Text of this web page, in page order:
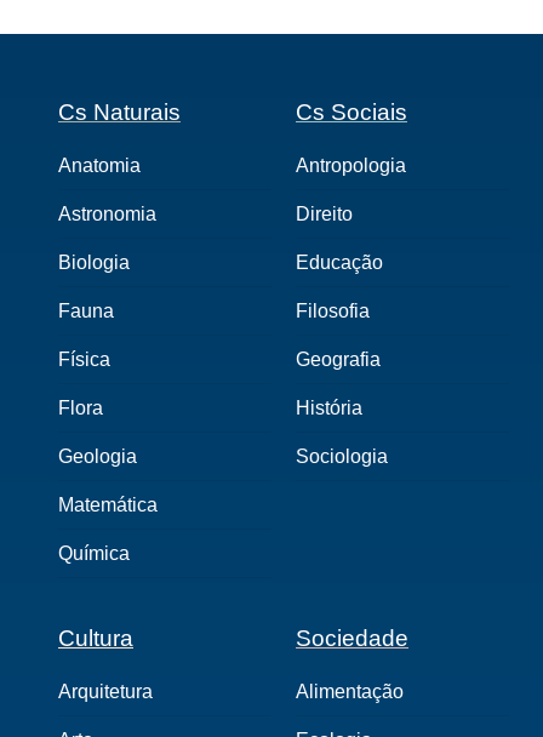
Cs Naturais
Anatomia
Astronomia
Biologia
Fauna
Física
Flora
Geologia
Matemática
Química
Cs Sociais
Antropologia
Direito
Educação
Filosofia
Geografia
História
Sociologia
Cultura
Arquitetura
Sociedade
Alimentação